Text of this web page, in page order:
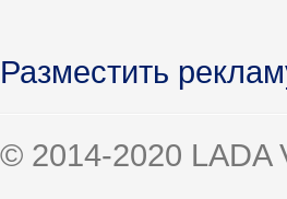
Разместить
© 2014-2020 LADA